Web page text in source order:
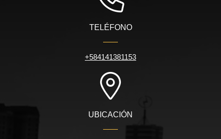
TELÉFONO
+584141381153
UBICACIÓN